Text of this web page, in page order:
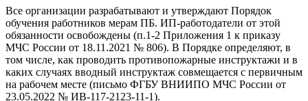
Все организации разрабатывают и утверждают Порядок
обучения работников мерам ПБ. ИП-работодатели от этой
обязанности освобождены (п.1-2 Приложения 1 к приказу
МЧС России от 18.11.2021 № 806). В Порядке определяют, в
том числе, как проводить противопожарные инструктажи и в
каких случаях вводный инструктаж совмещается с первичным
на рабочем месте (письмо ФГБУ ВНИИПО МЧС России от
23.05.2022 № ИВ-117-2123-11-1).